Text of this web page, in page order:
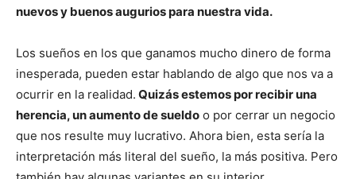
nuevos y buenos augurios para nuestra vida.
Los sueños en los que ganamos mucho dinero de forma
inesperada, pueden estar hablando de algo que nos va a
ocurrir en la realidad. Quizás estemos por recibir una
herencia, un aumento de sueldo o por cerrar un negocio
que nos resulte muy lucrativo. Ahora bien, esta sería la
interpretación más literal del sueño, la más positiva. Pero